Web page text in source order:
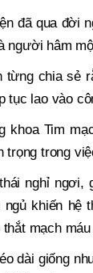
đã qua đời
người hâm
chia sẻ
tục lao vào
khoa Tim
trong
nghỉ ngơi,
khiến hệ
mạch
dài giống